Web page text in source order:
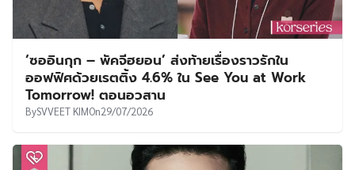
‘ซออินกุก – พัคจีฮยอน’ ส่งท้ายเรื่องราวรักใน
ออฟฟิศด้วยเรตติ้ง 4.6% ใน See You at Work
Tomorrow! ตอนอวสาน
BySVVEET KIMOn29/07/2026